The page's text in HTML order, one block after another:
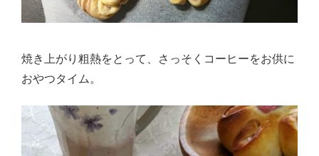
焼き上がり粗熱をとって、さっそくコーヒーをお供に
おやつタイム。